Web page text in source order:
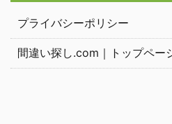
プライバシーポリシー
間違い探し.com｜トップペー